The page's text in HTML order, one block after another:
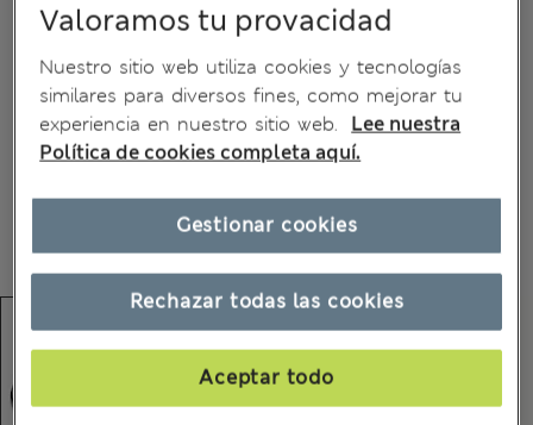
Valoramos tu provacidad
Nuestro sitio web utiliza cookies y tecnologías
similares para diversos fines, como mejorar tu
experiencia en nuestro sitio web.
Lee nuestra
Política de cookies completa aquí.
Rechazar todas las cookies
Aceptar todo
Gestionar cookies